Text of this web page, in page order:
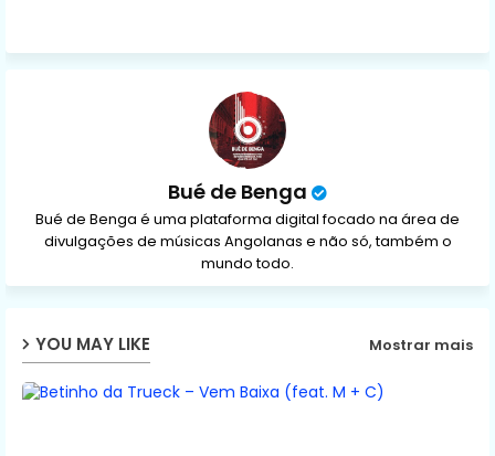
ap
Bué de Benga
Bué de Benga é uma plataforma digital focado na área de
divulgações de músicas Angolanas e não só, também o
mundo todo.
YOU MAY LIKE Mostrar mais